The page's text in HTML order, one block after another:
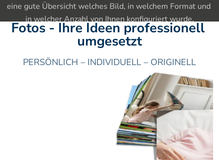
eine gute Übersicht welches Bild, in welchem Format und
in welcher Anzahl von Ihnen konfiguriert wurde.
Fotos - Ihre Ideen professionell
umgesetzt
PERSÖNLICH – INDIVIDUELL – ORIGINELL